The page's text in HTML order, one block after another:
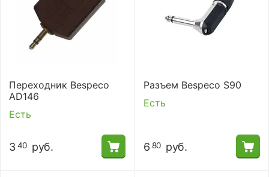
Переходник Bespeco
AD146
Есть
3 40 руб.
Разъем Bespeco S90
Есть
6 80 руб.